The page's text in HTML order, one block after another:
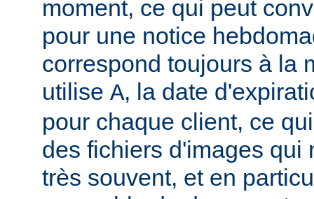
moment, ce qui peut
pour une notice
correspond toujours à la
utilise A, la date
pour chaque client, ce
des fichiers d'images qui
très souvent, et en